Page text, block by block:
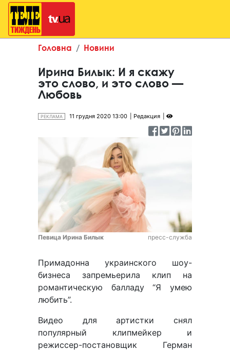
Головна Новини
Ирина Билык: И я скажу
это слово, и это слово —
Любовь
РЕКЛАМА 11 грудня 2020 13:00 Редакция
Певица Ирина Билык пресс-служба
Примадонна украинского шоу-
бизнеса запремьерила клип на
романтическую балладу “Я умею
любить”.
Видео для артистки снял
популярный клипмейкер и
режиссер-постановщик Герман